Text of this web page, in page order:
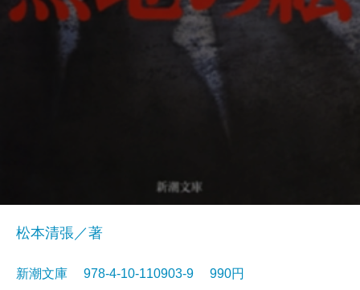
松本清張／著
新潮文庫 978-4-10-110903-9 990円